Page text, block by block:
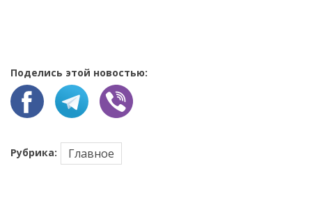
Поделись этой новостью:
Рубрика: Главное